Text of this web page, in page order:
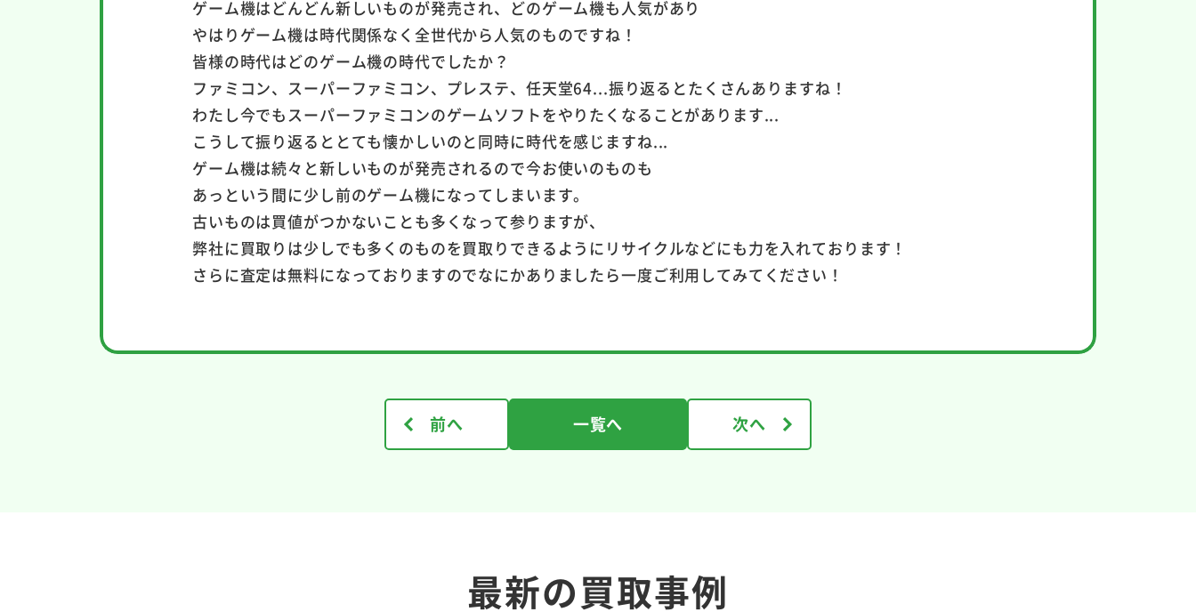
ゲーム機はどんどん新しいものが発売され、どのゲーム機も人気があり
やはりゲーム機は時代関係なく全世代から人気のものですね！
皆様の時代はどのゲーム機の時代でしたか？
ファミコン、スーパーファミコン、プレステ、任天堂64...振り返るとたくさんありますね！
わたし今でもスーパーファミコンのゲームソフトをやりたくなることがあります...
こうして振り返るととても懐かしいのと同時に時代を感じますね...
ゲーム機は続々と新しいものが発売されるので今お使いのものも
あっという間に少し前のゲーム機になってしまいます。
古いものは買値がつかないことも多くなって参りますが、
弊社に買取りは少しでも多くのものを買取りできるようにリサイクルなどにも力を入れております！
さらに査定は無料になっておりますのでなにかありましたら一度ご利用してみてください！
前へ 一覧へ 次へ
最新の買取事例